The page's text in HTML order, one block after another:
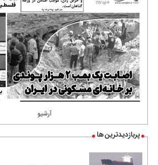
آرشیو
پربازدیدترین ها